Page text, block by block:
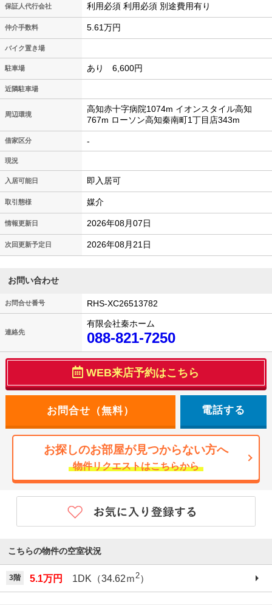
保証人代行会社 利用必須 利用必須 別途費用有り
仲介手数料 5.61万円
バイク置き場
駐車場 あり 6,600円
近隣駐車場
周辺環境
高知赤十字病院1074m イオンスタイル高知
767m ローソン高知秦南町1丁目店343m
借家区分 -
現況
入居可能日 即入居可
取引態様 媒介
情報更新日 2026年08月07日
次回更新予定日 2026年08月21日
お問い合わせ
お問合せ番号 RHS-XC26513782
連絡先
有限会社秦ホーム
088-821-7250
WEB来店予約はこちら
電話する
お探しのお部屋が見つからない方へ
物件リクエストはこちらから
こちらの物件の空室状況
3階 5.1万円 1DK（34.62ｍ2）